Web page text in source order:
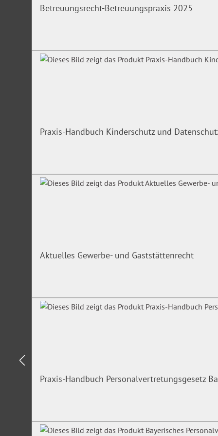
Betreuungsrecht-Betreuungspraxis 2025
Praxis-Handbuch Kinderschutz und
Aktuelles Gewerbe- und Gaststättenrecht
Praxis-Handbuch Personalvertretungsgesetz